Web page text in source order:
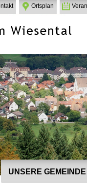
Ortsplan
UNSERE GEMEINDE